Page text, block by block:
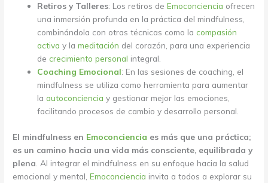
Retiros y Talleres: Los retiros deEmoconciencia ofrecen
una inmersión profunda en la práctica del mindfulness,
combinándola con otras técnicas como la compasión
activa y lameditación del corazón, para una experiencia
de crecimiento personal integral.
Coaching Emocional: En las sesiones de coaching, el
mindfulness se utiliza como herramienta para aumentar
laautoconciencia y gestionar mejor las emociones,
facilitando procesos de cambio y desarrollo personal.
El mindfulness en Emoconciencia es más que una práctica;
es un camino hacia una vida más consciente, equilibrada y
plena . Al integrar el mindfulness en su enfoque hacia la salud
emocional y mental,Emoconciencia invita a todos a explorar su